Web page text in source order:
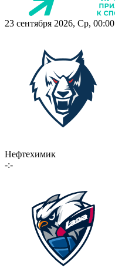
23 сентября 2026, Ср, 00:00
Нефтехимик
-:-